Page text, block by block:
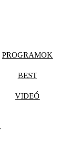
PROGRAMOK
BEST
VIDEÓ